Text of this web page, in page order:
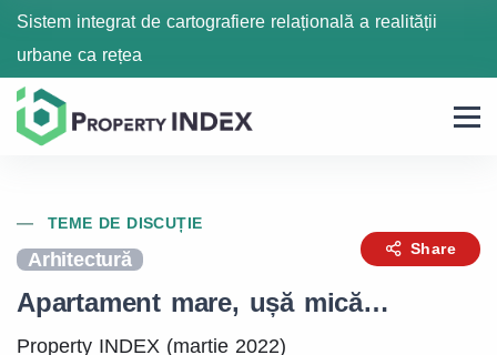
Sistem integrat de cartografiere relațională a realității
urbane ca rețea
TEME DE DISCUȚIE
Arhitectură
Share
Apartament mare, ușă mică…
Property INDEX (martie 2022)